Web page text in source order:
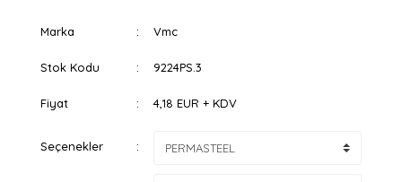
Marka Vmc
Stok Kodu 9224PS.3
Fiyat 4,18 EUR + KDV
Seçenekler